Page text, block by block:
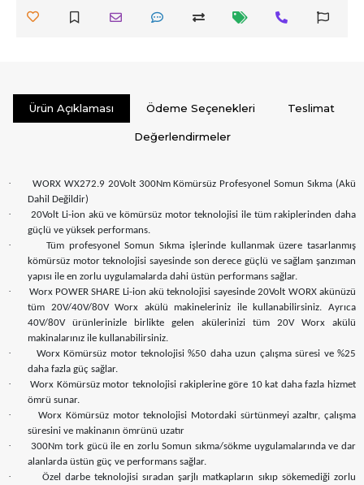
Ürün Açıklaması Ödeme Seçenekleri Teslimat
Değerlendirmeler
·
WORX WX272.9 20Volt 300Nm Kömürsüz Profesyonel Somun Sıkma (Akü
Dahil Değildir)
·
20Volt Li-ion akü ve kömürsüz motor teknolojisi ile tüm rakiplerinden daha
güçlü ve yüksek performans.
·
Tüm profesyonel Somun Sıkma işlerinde kullanmak üzere tasarlanmış
kömürsüz motor teknolojisi sayesinde son derece güçlü ve sağlam şanzıman
yapısı ile en zorlu uygulamalarda dahi üstün performans sağlar.
·
Worx POWER SHARE Li-ion akü teknolojisi sayesinde 20Volt WORX akünüzü
tüm 20V/40V/80V Worx akülü makineleriniz ile kullanabilirsiniz. Ayrıca
40V/80V ürünlerinizle birlikte gelen akülerinizi tüm 20V Worx akülü
makinalarınız ile kullanabilirsiniz.
·
Worx Kömürsüz motor teknolojisi %50 daha uzun çalışma süresi ve %25
daha fazla güç sağlar.
·
Worx Kömürsüz motor teknolojisi rakiplerine göre 10 kat daha fazla hizmet
ömrü sunar.
·
Worx Kömürsüz motor teknolojisi Motordaki sürtünmeyi azaltır, çalışma
süresini ve makinanın ömrünü uzatır
·
300Nm tork gücü ile en zorlu Somun sıkma/sökme uygulamalarında ve dar
alanlarda üstün güç ve performans sağlar.
·
Özel darbe teknolojisi sıradan şarjlı matkapların sıkıp sökemediği zorlu